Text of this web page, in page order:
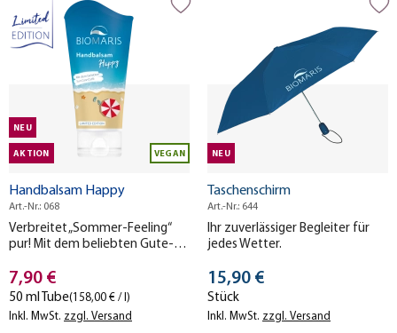
NEU
AKTION VEGAN
Handbalsam Happy
Art.-Nr.: 068
Verbreitet „Sommer-Feeling“
pur! Mit dem beliebten Gute-
Care. Limited Edition – nur
solange der Vorrat reicht!
Stückpreis
7,90 €
50 ml Tube(158,00 € / l)
Inkl. MwSt. zzgl. Versand
NEU
Taschenschirm
Art.-Nr.: 644
Ihr zuverlässiger Begleiter für
jedes Wetter.
Stückpreis
15,90 €
Stück
Inkl. MwSt. zzgl. Versand